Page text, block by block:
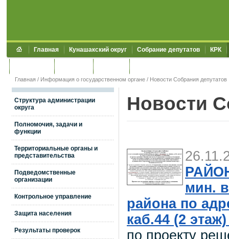
Главная Кунашакский округ Собрание депутатов КРК
Главная / Информация о государственном органе / Новости Собрания депутатов
Структура администрации
округа
Полномочия, задачи и
функции
Территориальные органы и
представительства
Подведомственные
организации
Контрольное управление
Защита населения
Результаты проверок
Новости
мин.
района по
каб.44 (2
по проекту